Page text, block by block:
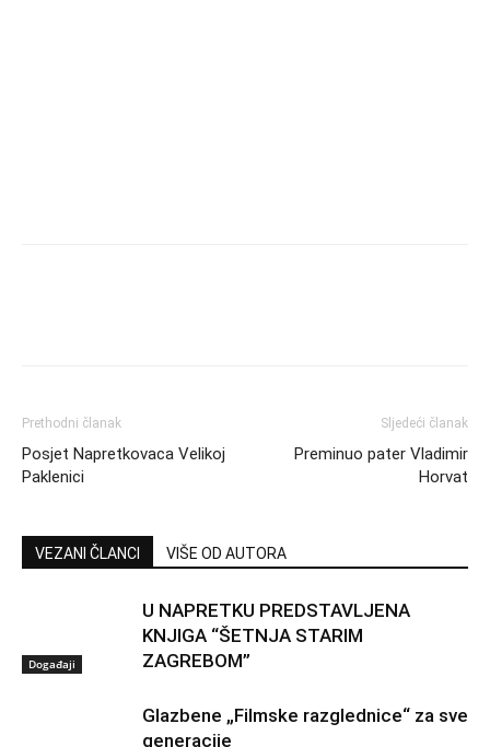
Prethodni članak
Posjet Napretkovaca Velikoj
Paklenici
Sljedeći članak
Preminuo pater Vladimir
Horvat
VEZANI ČLANCI VIŠE OD AUTORA
Događaji
U NAPRETKU PREDSTAVLJENA
KNJIGA “ŠETNJA STARIM
ZAGREBOM”
Glazbene „Filmske razglednice“ za sve
generacije